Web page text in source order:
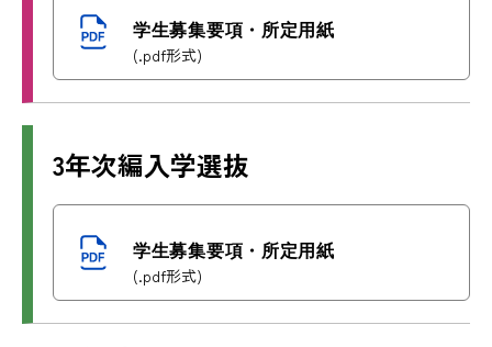
学生募集要項・所定用紙
(.pdf形式)
3年次編入学選抜
学生募集要項・所定用紙
(.pdf形式)